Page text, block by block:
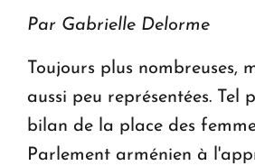
Par Gabrielle Delorme
Toujours plus nombreuses,
aussi peu représentées. Tel
bilan de la place des
Parlement arménien à